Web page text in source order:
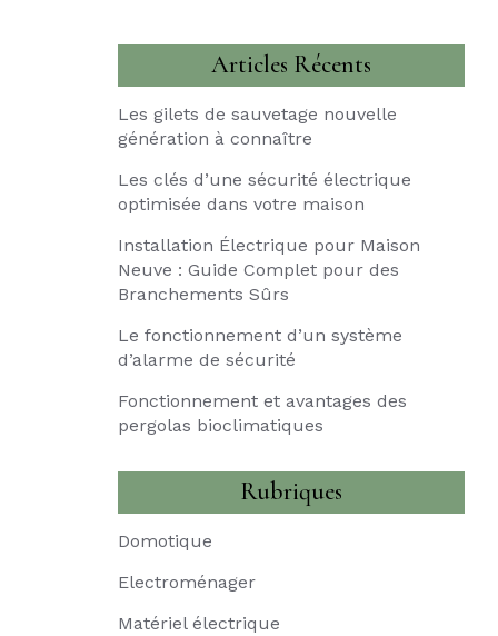
Articles Récents
Les gilets de sauvetage nouvelle
génération à connaître
Les clés d’une sécurité électrique
optimisée dans votre maison
Installation Électrique pour Maison
Neuve : Guide Complet pour des
Branchements Sûrs
Le fonctionnement d’un système
d’alarme de sécurité
Fonctionnement et avantages des
pergolas bioclimatiques
Rubriques
Domotique
Electroménager
Matériel électrique